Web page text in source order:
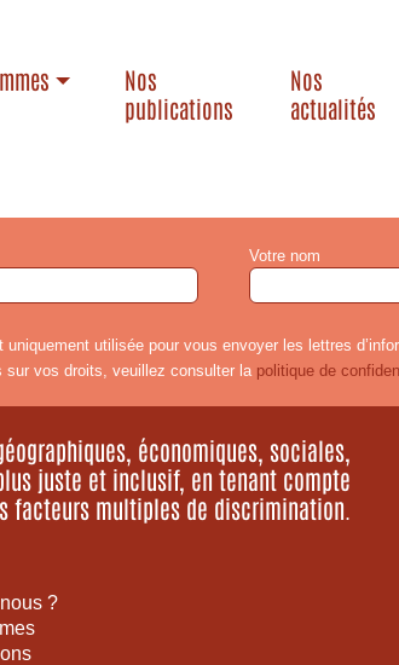
Nos
publications
Nos
actualités
Votre nom
utilisée pour vous envoyer les lettres
sur vos droits, veuillez consulter la politique de
économiques, sociales,
juste et inclusif, en tenant compte
facteurs multiples de discrimination.
?